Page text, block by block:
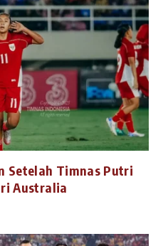
Setelah Timnas Putri
Australia